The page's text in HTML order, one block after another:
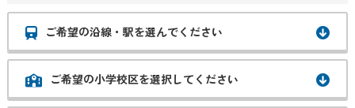
ご希望の沿線・駅を選んでください
ご希望の小学校区を選択してください